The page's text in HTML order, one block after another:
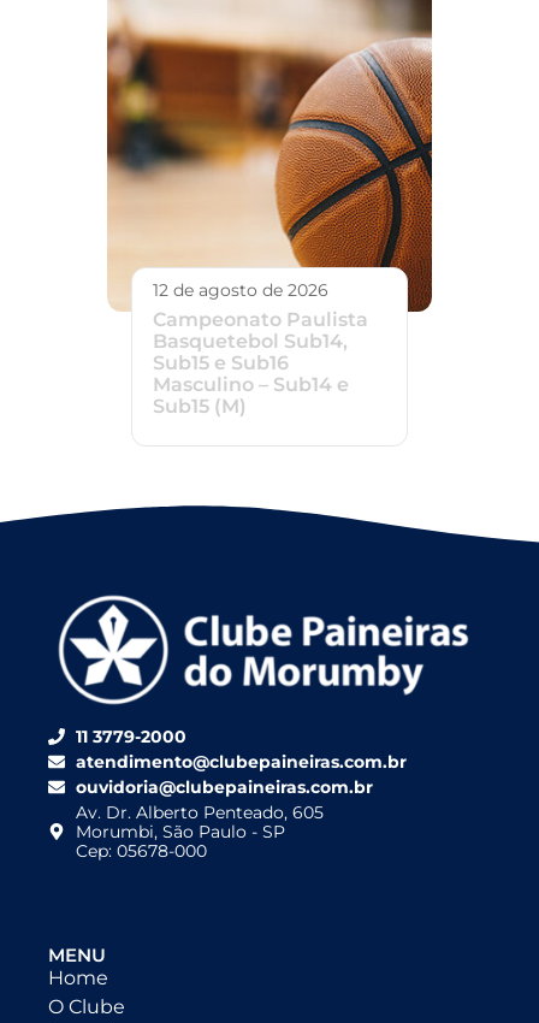
12 de agosto de 2026
Campeonato Paulista
Basquetebol Sub14,
Sub15 e Sub16
Masculino – Sub14 e
Sub15 (M)
11 3779-2000
atendimento@clubepaineiras.com.br
ouvidoria@clubepaineiras.com.br
Av. Dr. Alberto Penteado, 605
Morumbi, São Paulo - SP
Cep: 05678-000
MENU
Home
O Clube